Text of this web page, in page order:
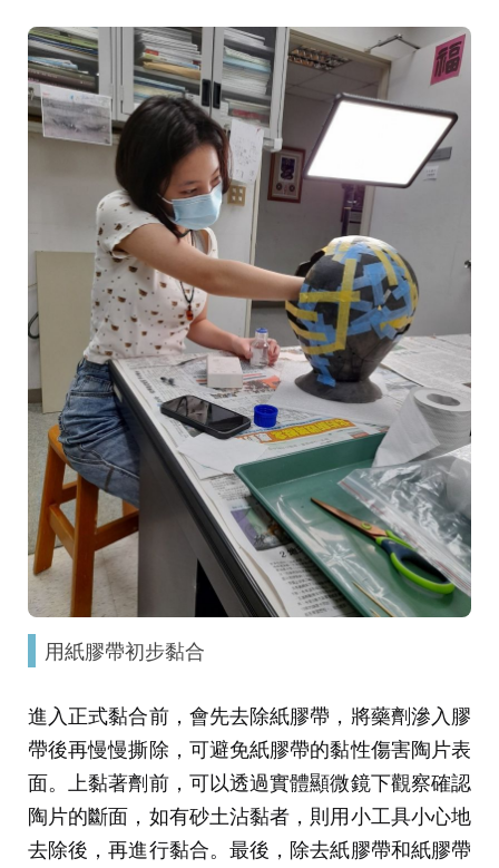
用紙膠帶初步黏合
進入正式黏合前，會先去除紙膠帶，將藥劑滲入膠
帶後再慢慢撕除，可避免紙膠帶的黏性傷害陶片表
面。上黏著劑前，可以透過實體顯微鏡下觀察確認
陶片的斷面，如有砂土沾黏者，則用小工具小心地
去除後，再進行黏合。最後，除去紙膠帶和紙膠帶